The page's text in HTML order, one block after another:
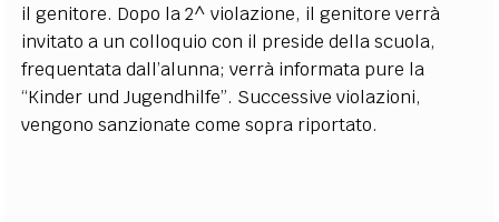
il genitore. Dopo la 2^ violazione, il genitore verrà
invitato a un colloquio con il preside della scuola,
frequentata dall’alunna; verrà informata pure la
“Kinder und Jugendhilfe”. Successive violazioni,
vengono sanzionate come sopra riportato.